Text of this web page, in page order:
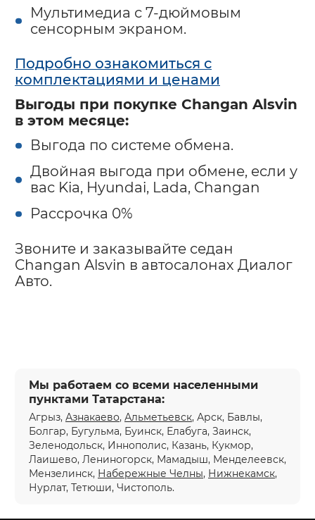
Мультимедиа с 7-дюймовым
сенсорным экраном.
Подробно ознакомиться с
комплектациями и ценами
Выгоды при покупке Changan Alsvin
в этом месяце:
Выгода по системе обмена.
Двойная выгода при обмене, если у
вас Kia, Hyundai, Lada, Changan
Рассрочка 0%
Звоните и заказывайте седан
Changan Alsvin в автосалонах Диалог
Авто.
Мы работаем со всеми населенными
пунктами Татарстана:
Агрыз, Азнакаево, Альметьевск, Арск, Бавлы,
Болгар, Бугульма, Буинск, Елабуга, Заинск,
Зеленодольск, Иннополис, Казань, Кукмор,
Лаишево, Лениногорск, Мамадыш, Менделеевск,
Мензелинск, Набережные Челны, Нижнекамск,
Нурлат, Тетюши, Чистополь.